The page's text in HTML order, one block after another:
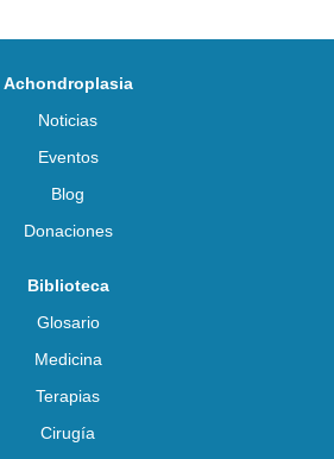
Achondroplasia
Noticias
Eventos
Blog
Donaciones
Biblioteca
Glosario
Medicina
Terapias
Cirugía